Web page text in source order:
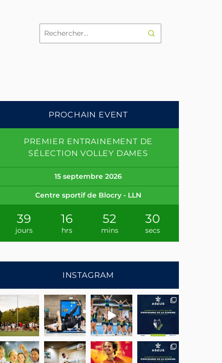
PROCHAIN EVENT
PREMIER ENTRAINEMENT DE
SÉLECTION VOLLEY DAMES
15 septembre 2026
Centre sportif de Blocry - LLN
39
jours
16
hrs
52
mins
29
secs
INSTAGRAM